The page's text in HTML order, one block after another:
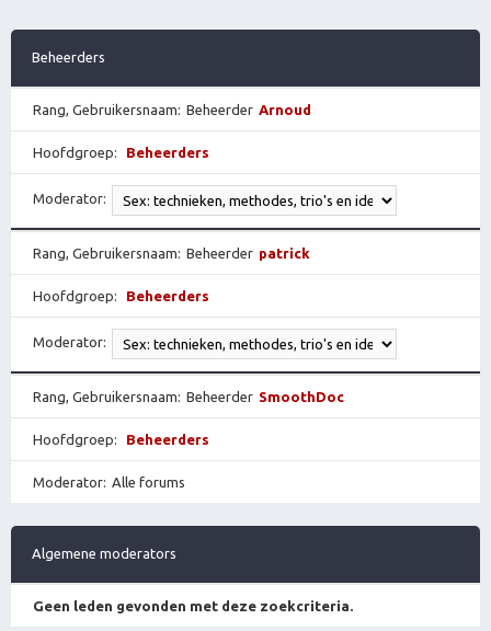
k
Beheerders
Rang, Gebruikersnaam Beheerder Arnoud
Hoofdgroep Beheerders
Moderator
Rang, Gebruikersnaam Beheerder patrick
Hoofdgroep Beheerders
Moderator
Rang, Gebruikersnaam Beheerder SmoothDoc
Hoofdgroep Beheerders
Moderator Alle forums
Algemene moderators
Geen leden gevonden met deze zoekcriteria.